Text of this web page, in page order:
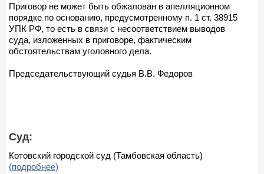
Приговор не может быть обжалован в апелляционном
порядке по основанию, предусмотренному п. 1 ст. 38915
УПК РФ, то есть в связи с несоответствием выводов
суда, изложенных в приговоре, фактическим
обстоятельствам уголовного дела.
Председательствующий судья В.В. Федоров
Суд:
Котовский городской суд (Тамбовская область)
(подробнее)